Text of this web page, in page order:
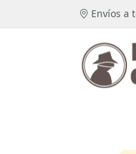
Envíos a